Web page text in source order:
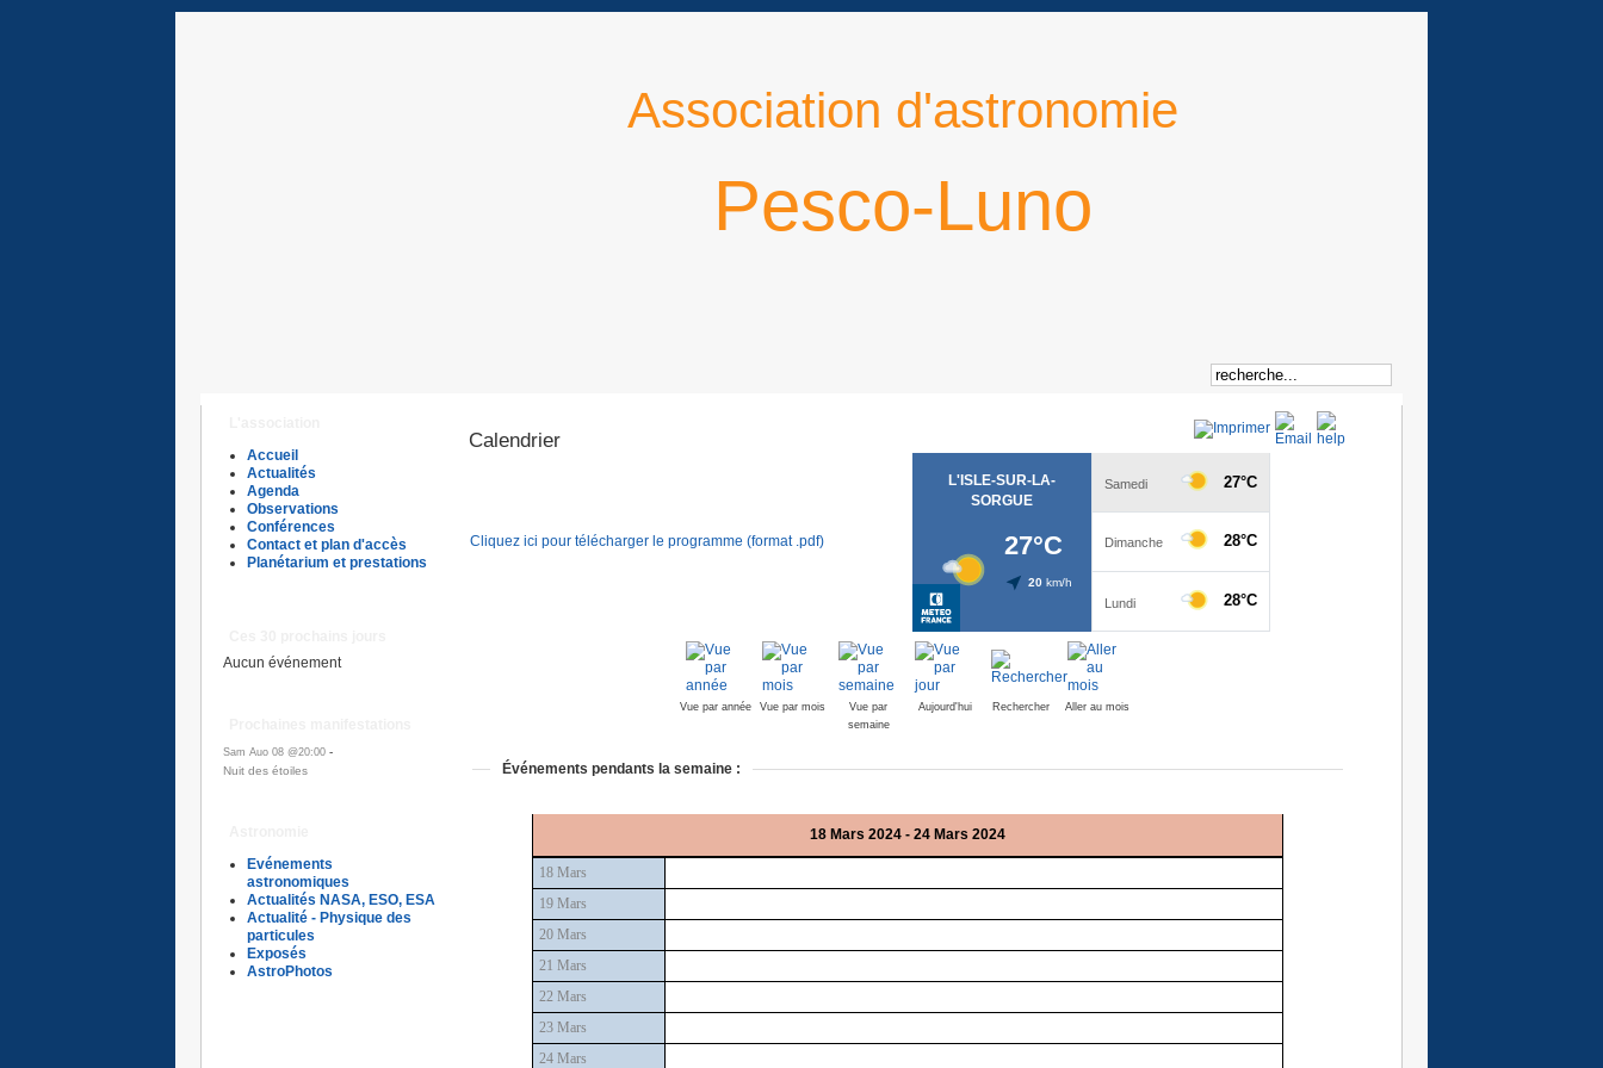
Association d'astronomie
Pesco-Luno
Accueil
Actualités
Agenda
Observations
Conférences
Contact et plan d'accès
Planétarium et prestations
Aucun événement
Sam Auo 08 @20:00 -
Nuit des étoiles
Evénements
astronomiques
Actualités NASA, ESO, ESA
Actualité - Physique des
particules
Exposés
AstroPhotos
Calendrier
Cliquez ici pour télécharger le programme (format .pdf)
Vue par année Vue par mois
Vue par
semaine
Aujourd'hui Rechercher Aller au mois
Événements pendants la semaine :
18 Mars 2024 - 24 Mars 2024
18 Mars
19 Mars
20 Mars
21 Mars
22 Mars
23 Mars
24 Mars